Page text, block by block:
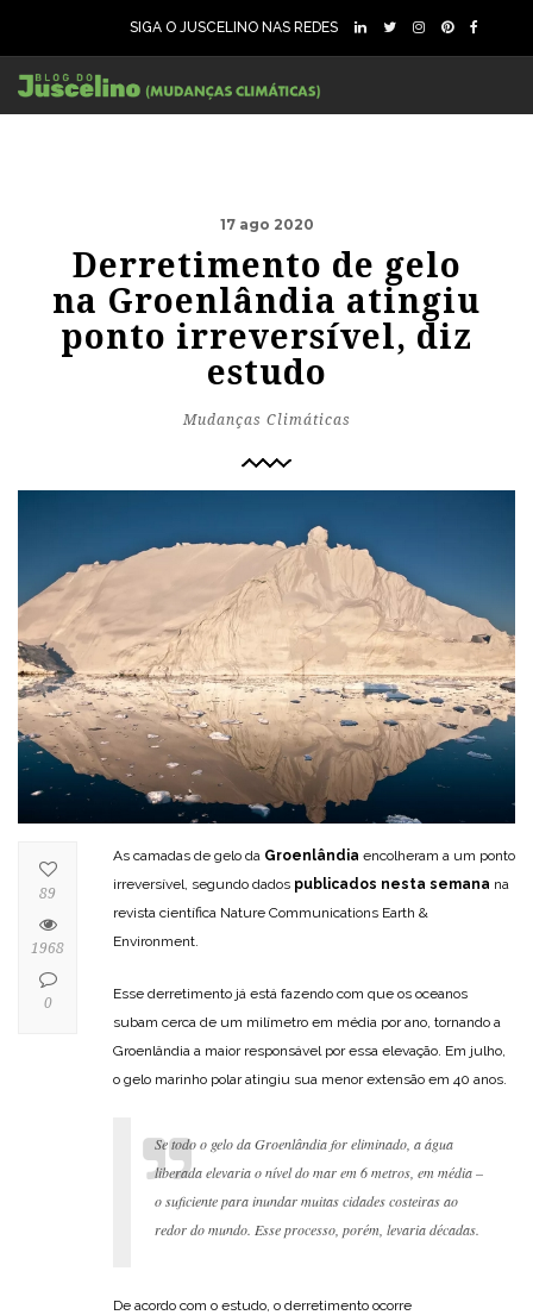
SIGA O JUSCELINO NAS REDES
17 ago 2020
Derretimento de gelo
na Groenlândia atingiu
ponto irreversível, diz
estudo
Mudanças Climáticas
As camadas de gelo da Groenlândia encolheram a um ponto
irreversível, segundo dados publicados nesta semana na
revista científica Nature Communications Earth &
Environment.
Esse derretimento já está fazendo com que os oceanos
subam cerca de um milímetro em média por ano, tornando a
Groenlândia a maior responsável por essa elevação. Em julho,
o gelo marinho polar atingiu sua menor extensão em 40 anos.
Se todo o gelo da Groenlândia for eliminado, a água
liberada elevaria o nível do mar em 6 metros, em média –
o suficiente para inundar muitas cidades costeiras ao
redor do mundo. Esse processo, porém, levaria décadas.
De acordo com o estudo, o derretimento ocorre
89
1968
0